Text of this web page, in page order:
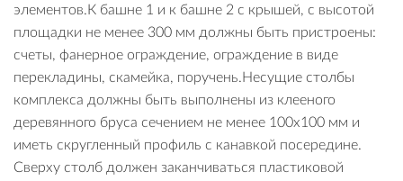
элементов.К башне 1 и к башне 2 с крышей, с высотой
площадки не менее 300 мм должны быть пристроены:
счеты, фанерное ограждение, ограждение в виде
перекладины, скамейка, поручень.Несущие столбы
комплекса должны быть выполнены из клееного
деревянного бруса сечением не менее 100х100 мм и
иметь скругленный профиль с канавкой посередине.
Сверху столб должен заканчиваться пластиковой